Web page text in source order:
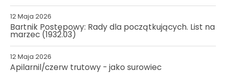
12 Maja 2026
Bartnik Postępowy: Rady dla początkujących. List na
marzec (1932.03)
12 Maja 2026
Apilarnil/czerw trutowy - jako surowiec